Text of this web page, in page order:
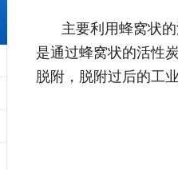
主要利用蜂窝状
是通过蜂窝状的活性
脱附，脱附过后的工